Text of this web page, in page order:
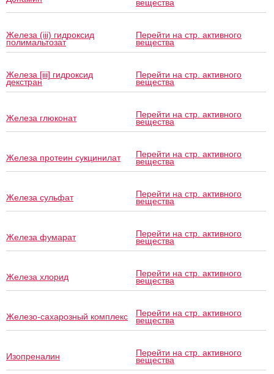
вещества
Железа (iii) гидроксид
полимальтозат
Перейти на стр. активного
вещества
Железа [iii] гидроксид
декстран
Перейти на стр. активного
вещества
Железа глюконат Перейти на стр. активного
вещества
Железа протеин сукцинилат Перейти на стр. активного
вещества
Железа сульфат Перейти на стр. активного
вещества
Железа фумарат Перейти на стр. активного
вещества
Железа хлорид Перейти на стр. активного
вещества
Железо-сахарозный комплекс Перейти на стр. активного
вещества
Изопреналин Перейти на стр. активного
вещества